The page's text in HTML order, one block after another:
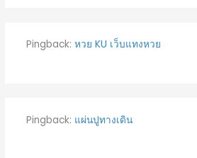
Pingback: หวย KU เว็บแทงหวย
Pingback: แผ่นปูทางเดิน